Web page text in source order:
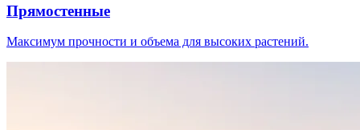
Прямостенные
Максимум прочности и объема для высоких растений.